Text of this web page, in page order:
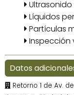
Líquidos
Partículas
Inspección
Datos
Retorno 1 de Av.